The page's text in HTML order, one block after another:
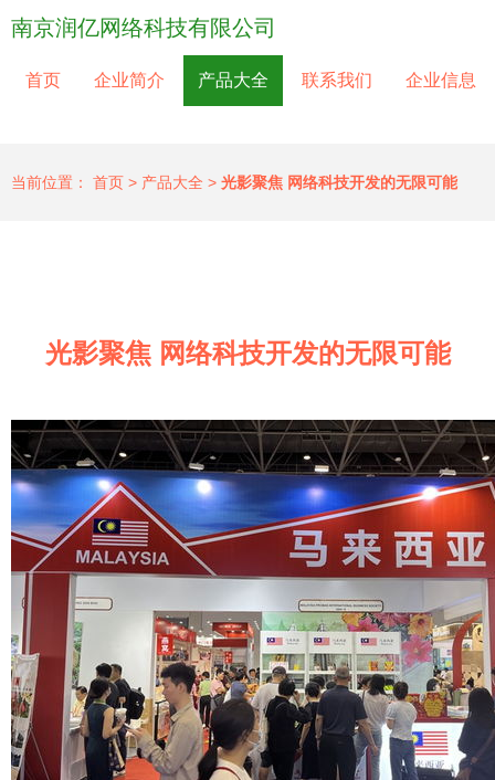
南京润亿网络科技有限公司
首页 企业简介 产品大全 联系我们 企业信息
当前位置： 首页 > 产品大全 > 光影聚焦 网络科技开发的无限可能
光影聚焦 网络科技开发的无限可能